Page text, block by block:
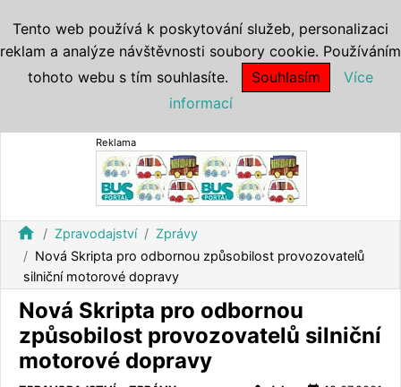
Reklama
home Zpravodajství
Zprávy
Nová Skripta pro odbornou způsobilost provozovatelů
silniční motorové dopravy
Nová Skripta pro odbornou
způsobilost provozovatelů silniční
motorové dopravy
Tento web používá k poskytování služeb, personalizaci
reklam a analýze návštěvnosti soubory cookie. Používáním
tohoto webu s tím souhlasíte.
Souhlasím
Více
informací